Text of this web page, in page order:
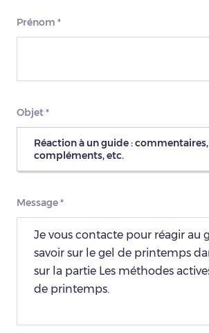
Prénom *
Objet*
Réaction à un guide : commentaires,
compléments, etc.
Message*